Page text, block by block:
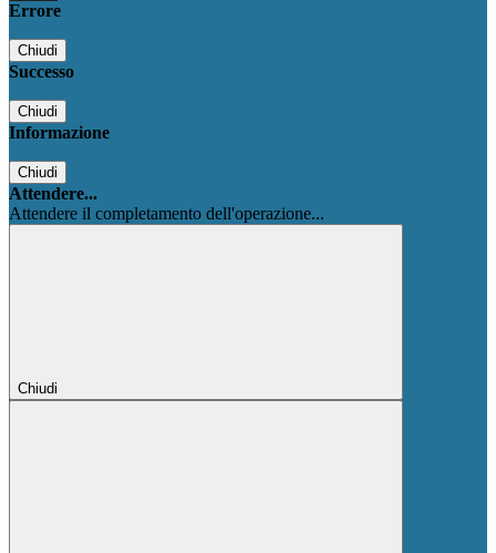
Errore
Chiudi
Successo
Chiudi
Informazione
Chiudi
Attendere...
Attendere il completamento dell'operazione...
Chiudi